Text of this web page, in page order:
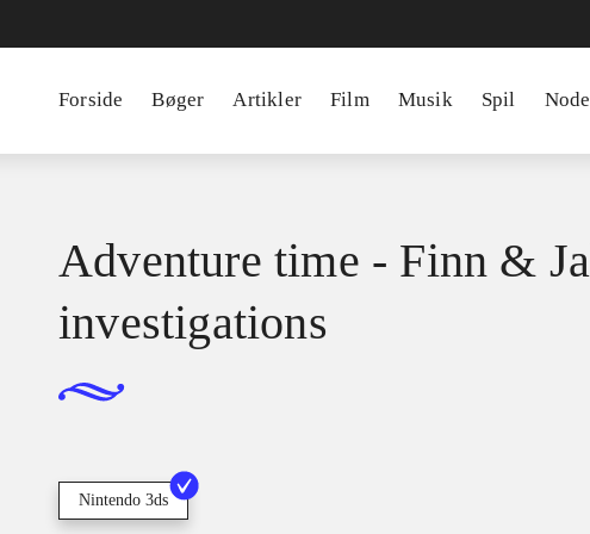
Forside Bøger Artikler Film Musik Spil
Adventure time - Finn &
investigations
Nintendo 3ds